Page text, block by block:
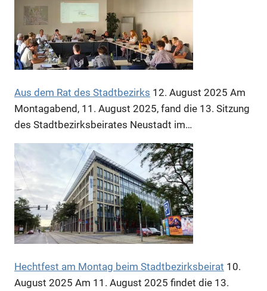
Anzeige
Anzeige
Anzeige
Aus dem Rat des Stadtbezirks 12. August 2025 Am
Montagabend, 11. August 2025, fand die 13. Sitzung
des Stadtbezirksbeirates Neustadt im…
Hechtfest am Montag beim Stadtbezirksbeirat 10.
August 2025 Am 11. August 2025 findet die 13.